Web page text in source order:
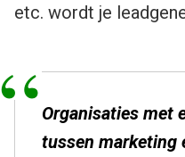
etc. wordt je
Organisaties met
tussen marketing